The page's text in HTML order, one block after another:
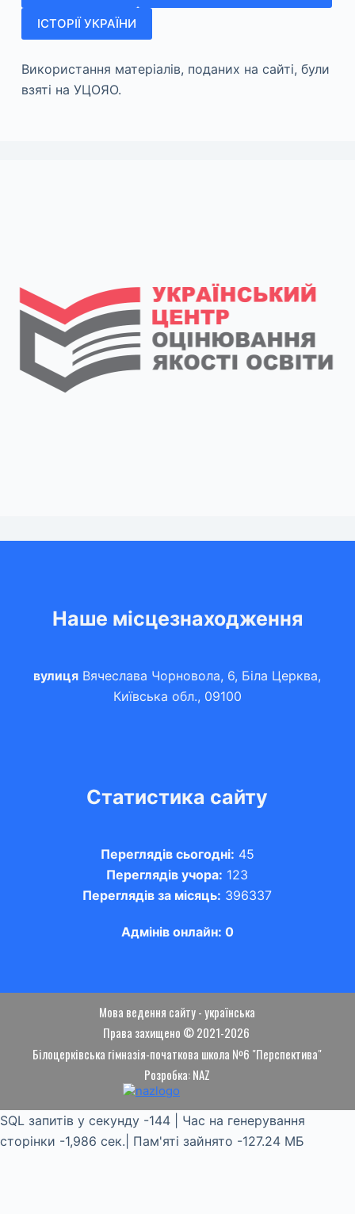
ІСТОРІЇ УКРАЇНИ
Використання матеріалів, поданих на сайті, були
взяті на УЦОЯО.
Наше місцезнаходження
вулиця Вячеслава Чорновола, 6, Біла Церква,
Київська обл., 09100
Статистика сайту
Переглядів сьогодні: 45
Переглядів учора: 123
Переглядів за місяць: 396337
Адмінів онлайн: 0
Мова ведення сайту - українська
Права захищено © 2021-2026
Білоцерківська гімназія-початкова школа №6 "Перспектива"
Розробка: NAZ
SQL запитів у секунду -144 | Час на генерування
сторінки -1,986 сек.| Пам'яті зайнято -127.24 МБ